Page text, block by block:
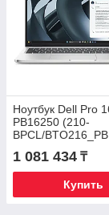
Ноутбук Dell Pro
PB16250 (210-
BPCL/
1 081 434 ₸
Купить